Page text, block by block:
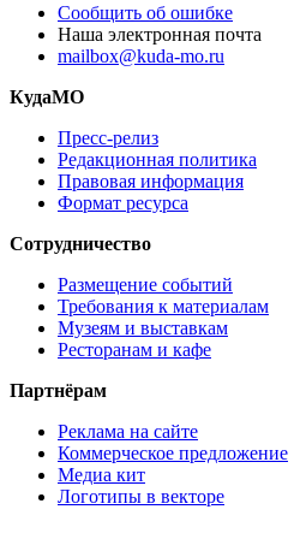
Сообщить об ошибке
Наша электронная почта
mailbox@kuda-mo.ru
КудаМО
Пресс-релиз
Редакционная политика
Правовая информация
Формат ресурса
Сотрудничество
Размещение событий
Требования к материалам
Музеям и выставкам
Ресторанам и кафе
Партнёрам
Реклама на сайте
Коммерческое предложение
Медиа кит
Логотипы в векторе